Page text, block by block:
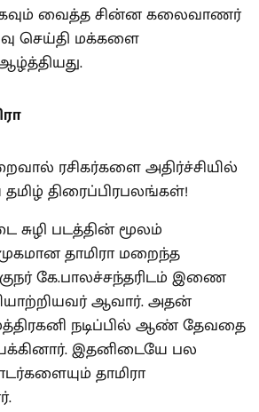
வைத்த சின்ன கலைவாணர்
செய்தி மக்களை
சுழி படத்தின் மூலம்
தாமிரா மறைந்த
கே.பாலச்சந்தரிடம் இணை
ஆவார். அதன்
நடிப்பில் ஆண் தேவதை
இதனிடையே பல
தாமிரா